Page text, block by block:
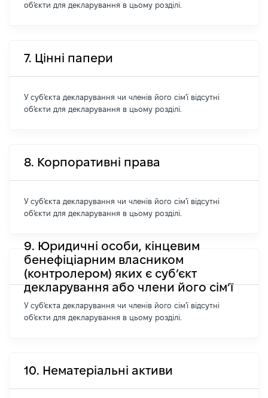
об'єкти для декларування в цьому розділі.
7. Цінні папери
У суб'єкта декларування чи членів його сім'ї відсутні
об'єкти для декларування в цьому розділі.
8. Корпоративні права
У суб'єкта декларування чи членів його сім'ї відсутні
об'єкти для декларування в цьому розділі.
9. Юридичні особи, кінцевим
бенефіціарним власником
(контролером) яких є суб’єкт
декларування або члени його сім’ї
У суб'єкта декларування чи членів його сім'ї відсутні
об'єкти для декларування в цьому розділі.
10. Нематеріальні активи